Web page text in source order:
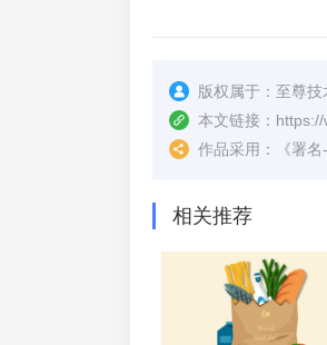
版权属于： 至尊技
本文链接：
作品采用：
《署名
相关推荐